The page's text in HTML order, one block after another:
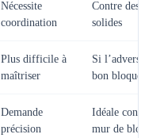
Nécessite
coordination
Contre des
solides
Plus difficile à
maîtriser
Si
bon
Demande
précision
Idéale
mur de